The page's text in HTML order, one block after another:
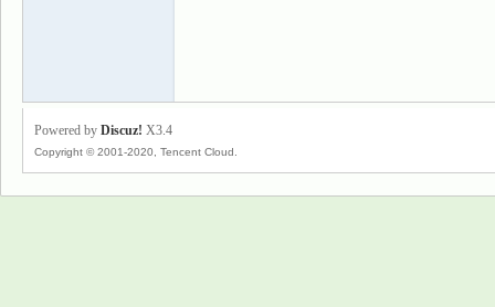
Powered by Discuz! X3.4
Copyright © 2001-2020, Tencent Cloud.